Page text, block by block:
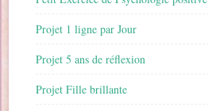
Projet 1 ligne par Jour
Projet 5 ans de réflexion
Projet Fille brillante